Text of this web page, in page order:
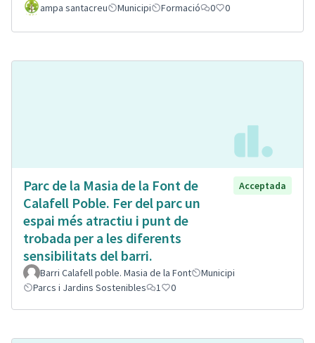
ampa santacreu Municipi Formació 0 0
Parc de la Masia de la Font de
Calafell Poble. Fer del parc un
espai més atractiu i punt de
trobada per a les diferents
sensibilitats del barri.
Acceptada
Barri Calafell poble. Masia de la Font
Municipi
Parcs i Jardins Sostenibles
1 0